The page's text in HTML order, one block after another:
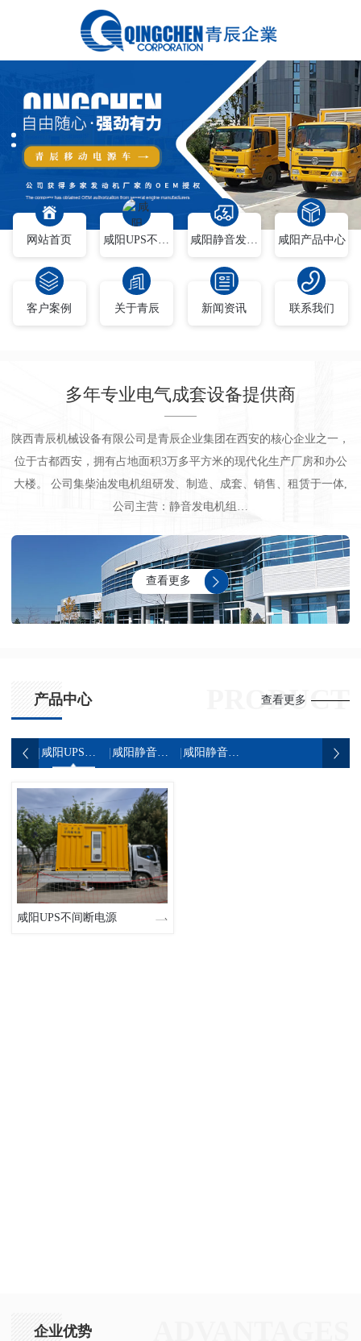
网站首页 咸阳UPS不间断电源 咸阳静音发电车 咸阳产品中心
客户案例 关于青辰 新闻资讯 联系我们
多年专业电气成套设备提供商
陕西青辰机械设备有限公司是青辰企业集团在西安的核心企业之一，
位于古都西安，拥有占地面积3万多平方米的现代化生产厂房和办公
大楼。 公司集柴油发电机组研发、制造、成套、销售、租赁于一体,
公司主营：静音发电机组…
查看更多
产品中心 PRODUCT
查看更多
咸阳UPS不间断电源 咸阳静音发电机组 咸阳静音发电车
咸阳UPS不间断电源
企业优势